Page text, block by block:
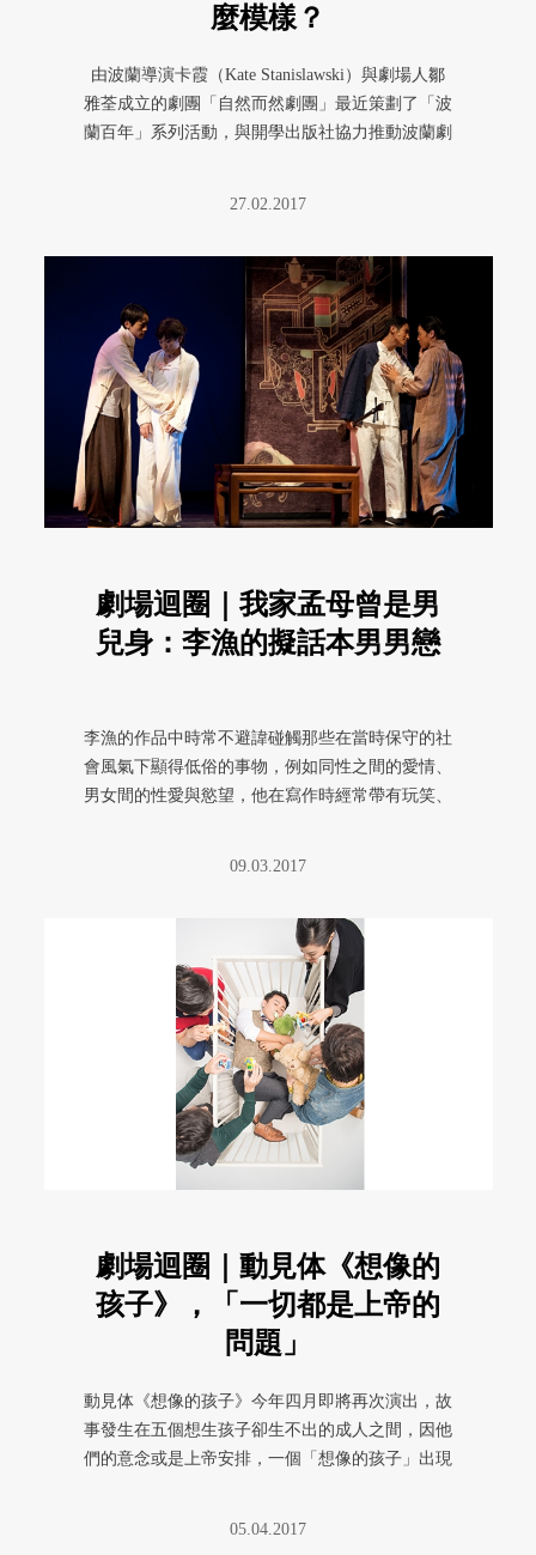
麼模樣？
由波蘭導演卡霞（Kate Stanislawski）與劇場人鄒
雅荃成立的劇團「自然而然劇團」最近策劃了「波
蘭百年」系列活動，與開學出版社協力推動波蘭劇
27.02.2017
劇場迴圈｜我家孟母曾是男
兒身：李漁的擬話本男男戀
李漁的作品中時常不避諱碰觸那些在當時保守的社
會風氣下顯得低俗的事物，例如同性之間的愛情、
男女間的性愛與慾望，他在寫作時經常帶有玩笑、
09.03.2017
劇場迴圈｜動見体《想像的
孩子》，「一切都是上帝的
問題」
動見体《想像的孩子》今年四月即將再次演出，故
事發生在五個想生孩子卻生不出的成人之間，因他
們的意念或是上帝安排，一個「想像的孩子」出現
05.04.2017